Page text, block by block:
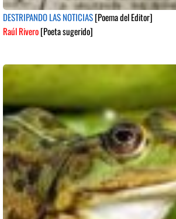
DESTRIPANDO LAS NOTICIAS[Poema del Editor]
Raúl Rivero[Poeta sugerido]